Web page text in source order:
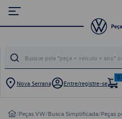
Nova Serrana Entre/registre-se
0
/Peças VW/Busca Simplificada/Peças